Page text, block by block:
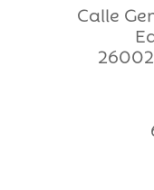
Calle